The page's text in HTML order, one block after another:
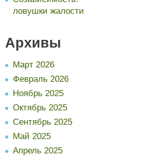
ловушки жалости
Архивы
Март 2026
Февраль 2026
Ноябрь 2025
Октябрь 2025
Сентябрь 2025
Май 2025
Апрель 2025